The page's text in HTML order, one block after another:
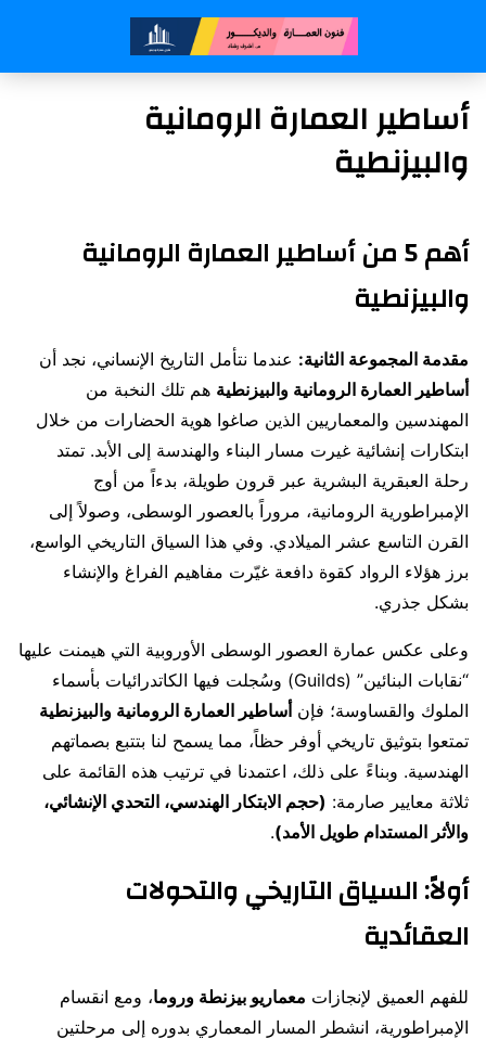
أساطير العمارة الرومانية
والبيزنطية
أهم 5 من أساطير العمارة الرومانية
والبيزنطية
مقدمة المجموعة الثانية: عندما نتأمل التاريخ الإنساني، نجد أن
أساطير العمارة الرومانية والبيزنطية هم تلك النخبة من
المهندسين والمعماريين الذين صاغوا هوية الحضارات من خلال
ابتكارات إنشائية غيرت مسار البناء والهندسة إلى الأبد. تمتد
رحلة العبقرية البشرية عبر قرون طويلة، بدءاً من أوج
الإمبراطورية الرومانية، مروراً بالعصور الوسطى، وصولاً إلى
القرن التاسع عشر الميلادي. وفي هذا السياق التاريخي الواسع،
برز هؤلاء الرواد كقوة دافعة غيّرت مفاهيم الفراغ والإنشاء
بشكل جذري.
وعلى عكس عمارة العصور الوسطى الأوروبية التي هيمنت عليها
“نقابات البنائين” (Guilds) وسُجلت فيها الكاتدرائيات بأسماء
الملوك والقساوسة؛ فإنأساطير العمارة الرومانية والبيزنطية
تمتعوا بتوثيق تاريخي أوفر حظاً، مما يسمح لنا بتتبع بصماتهم
الهندسية. وبناءً على ذلك، اعتمدنا في ترتيب هذه القائمة على
ثلاثة معايير صارمة: (حجم الابتكار الهندسي، التحدي الإنشائي،
والأثر المستدام طويل الأمد).
أولاً: السياق التاريخي والتحولات
العقائدية
للفهم العميق لإنجازات معماريو بيزنطة وروما، ومع انقسام
الإمبراطورية، انشطر المسار المعماري بدوره إلى مرحلتين